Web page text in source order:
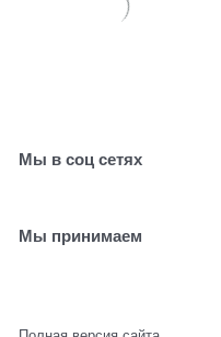
Мы в соц сетях
Мы принимаем